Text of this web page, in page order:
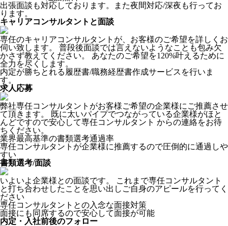
出張面談も対応しております。また夜間対応/深夜も行ってお
ります。
キャリアコンサルタントと面談
専任のキャリアコンサルタントが、お客様のご希望を詳しくお
伺い致します。 普段後面談では言えないようなことも包み欠
かさず教えてください。 あなたのご希望を120%叶えるために
全力を尽くします。
内定が勝ちとれる履歴書/職務経歴書作成サービスを行いま
す。
求人応募
弊社専任コンサルタントがお客様ご希望の企業様にご推薦させ
て頂きます。 既に太いパイプでつながっている企業様がほと
んどですので安心して専任コンサルタント からの連絡をお待
ちください。
業界最高基準の書類選考通過率
専任コンサルタントが企業様に推薦するので圧倒的に通過しや
すい
書類選考/面談
いよいよ企業様との面談です。 これまで専任コンサルタント
と打ち合わせしたことを思い出しご自身のアピールを行ってく
ださい
専任コンサルタントとの入念な面接対策
面接にも同席するので安心して面接が可能
内定・入社前後のフォロー